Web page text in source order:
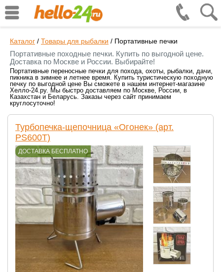
Каталог / Товары для рыбалки / Портативные печки
Портативные походные печки. Купить по выгодной цене.
Доставка по Москве и России. Выбирайте!
Портативные переносные печки для похода, охоты, рыбалки, дачи,
пикника в зимнее и летнее время. Купить туристическую походную
печку по выгодной цене Вы сможете в нашем интернет-магазине
Хелло-24.ру. Мы быстро доставляем по Москве, России, в
Казахстан и Беларусь. Заказы через сайт принимаем
круглосуточно!
Турбопечка-щепочница «Огонек» (арт.
PS600Т)
ДОСТАВКА БЕСПЛАТНО